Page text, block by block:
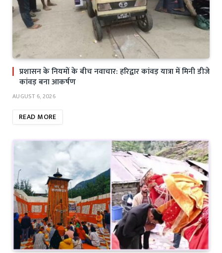
प्रशासन के नियमों के बीच नवाचार: हरिद्वार कांवड़ यात्रा में मिनी डीजे
कांवड़ बना आकर्षण
AUGUST 6, 2026
READ MORE